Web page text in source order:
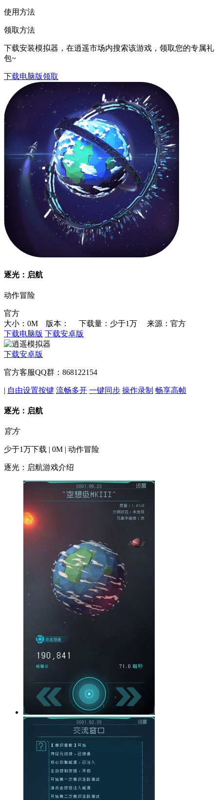
使用方法
领取方法
下载安装模拟器，在逍遥市场内搜索该游戏，领取您的专属礼
包~
下载电脑版领取
逐光：启航
动作冒险
官方
大小：0M 版本：
下载量：少于1万
来源：官方
下载电脑版 下载安卓版
下载安卓版
官方客服QQ群：868122154
| 自由设置按键 流畅多开 一键同步 操作录制 畅享高帧
逐光：启航
官方
少于1万下载 | 0M | 动作冒险
逐光：启航游戏介绍